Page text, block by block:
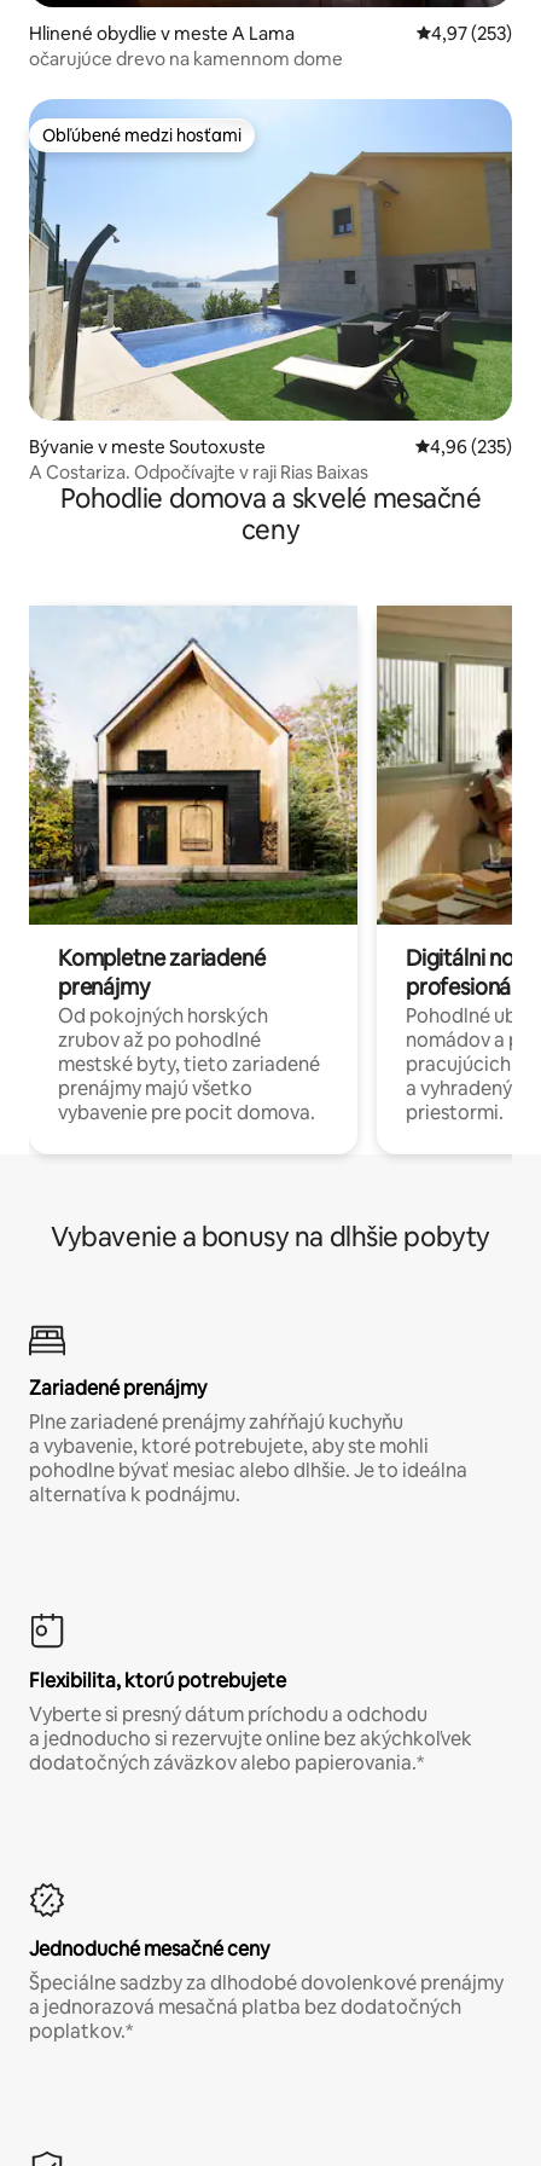
Hlinené obydlie v meste A Lama Priemerné
4,97 (253)
očarujúce drevo na kamennom dome
Obľúbené medzi hosťami
Obľúbené medzi hosťami
Bývanie v meste Soutoxuste Priemerné
4,96 (235)
A Costariza. Odpočívajte v raji Rias Baixas
Pohodlie domova a skvelé mesačné
ceny
Kompletne zariadené
prenájmy
Od pokojných horských
zrubov až po pohodlné
mestské byty, tieto zariadené
prenájmy majú všetko
vybavenie pre pocit domova.
Digitálni
profesionáli
Pohodlné
nomádov a
pracujúcich
a
priestormi.
Vybavenie a bonusy na dlhšie pobyty
Zariadené prenájmy
Plne zariadené prenájmy zahŕňajú kuchyňu
a vybavenie, ktoré potrebujete, aby ste mohli
pohodlne bývať mesiac alebo dlhšie. Je to ideálna
alternatíva k podnájmu.
Flexibilita, ktorú potrebujete
Vyberte si presný dátum príchodu a odchodu
a jednoducho si rezervujte online bez akýchkoľvek
dodatočných záväzkov alebo papierovania.*
Jednoduché mesačné ceny
Špeciálne sadzby za dlhodobé dovolenkové prenájmy
a jednorazová mesačná platba bez dodatočných
poplatkov.*